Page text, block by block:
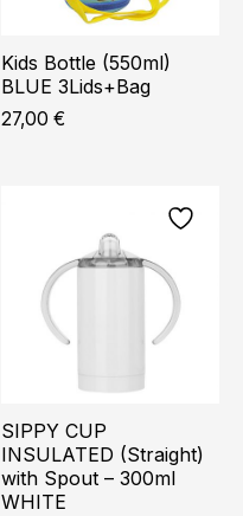
Kids Bottle (550ml)
BLUE 3Lids+Bag
27,00 €
SIPPY CUP
INSULATED (Straight)
with Spout – 300ml
WHITE